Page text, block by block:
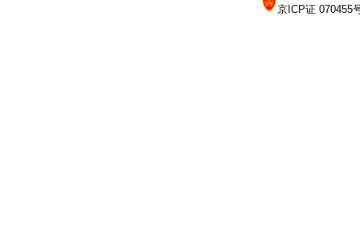
京ICP证 070455